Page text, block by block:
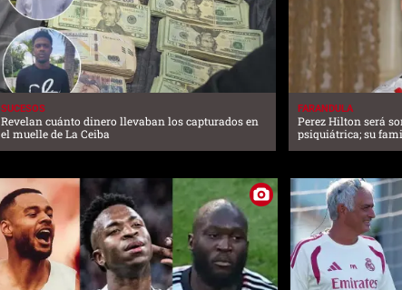
SUCESOS
Revelan cuánto dinero llevaban los capturados en
el muelle de La Ceiba
FARANDULA
Perez Hilton será
psiquiátrica; su